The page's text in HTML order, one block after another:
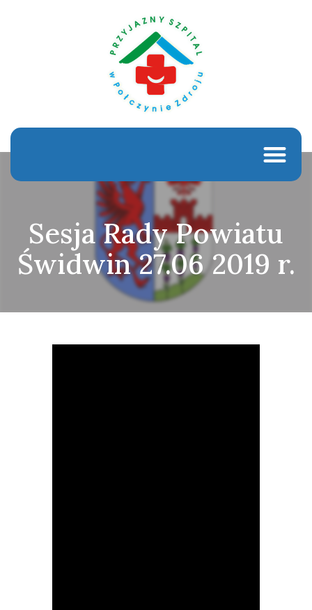
Sesja Rady Powiatu
Świdwin 27.06 2019 r.